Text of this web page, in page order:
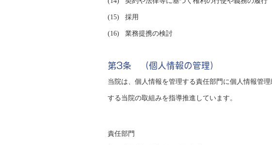
採用
業務提携の検討
第3条 （個人情報の管理）
当院は、個人情報を管理する責任部門に個人情報管
する当院の取組みを指導推進しています。
責任部門